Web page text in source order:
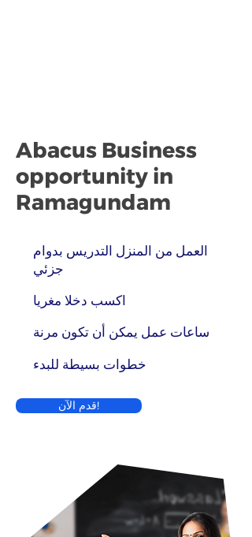
Abacus Business
opportunity in
Ramagundam
العمل من المنزل التدريس بدوام
جزئي
اكسب دخلا مغريا
ساعات عمل يمكن أن تكون مرنة
خطوات بسيطة للبدء
قدم الآن!